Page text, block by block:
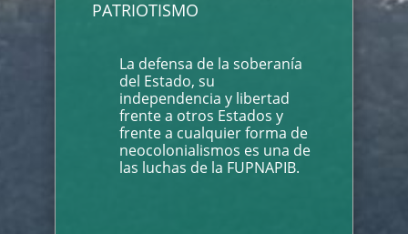
PATRIOTISMO
La defensa de la soberanía
del Estado, su
independencia y libertad
frente a otros Estados y
frente a cualquier forma de
neocolonialismos es una de
las luchas de la FUPNAPIB.